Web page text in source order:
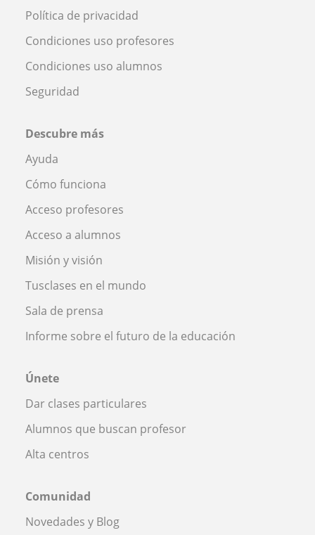
Política de privacidad
Condiciones uso profesores
Condiciones uso alumnos
Seguridad
Descubre más
Ayuda
Cómo funciona
Acceso profesores
Acceso a alumnos
Misión y visión
Tusclases en el mundo
Sala de prensa
Informe sobre el futuro de la educación
Únete
Dar clases particulares
Alumnos que buscan profesor
Alta centros
Comunidad
Novedades y Blog